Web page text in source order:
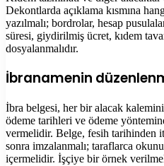
Dekontlarda açıklama kısmına
yazılmalı; bordrolar, hesap
süresi, giydirilmiş ücret, kıdem
dosyalanmalıdır.
İbranamenin
İbra belgesi, her bir alacak kalemini
ödeme tarihleri ve ödeme
vermelidir. Belge, fesih tarihinden
sonra imzalanmalı; taraflarca
içermelidir. İşçiye bir örnek